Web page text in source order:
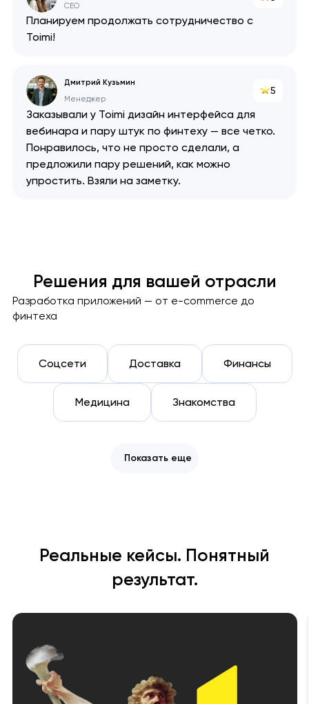
CEO
Планируем продолжать сотрудничество с
Toimi!
Дмитрий Кузьмин
Менеджер
5
Заказывали у Toimi дизайн интерфейса для
вебинара и пару штук по финтеху — все четко.
Понравилось, что не просто сделали, а
предложили пару решений, как можно
упростить. Взяли на заметку.
Решения для вашей отрасли
Разработка приложений — от e-commerce до
финтеха
Соцсети Доставка Финансы
Медицина Знакомства
Показать еще
Реальные кейсы. Понятный
результат.